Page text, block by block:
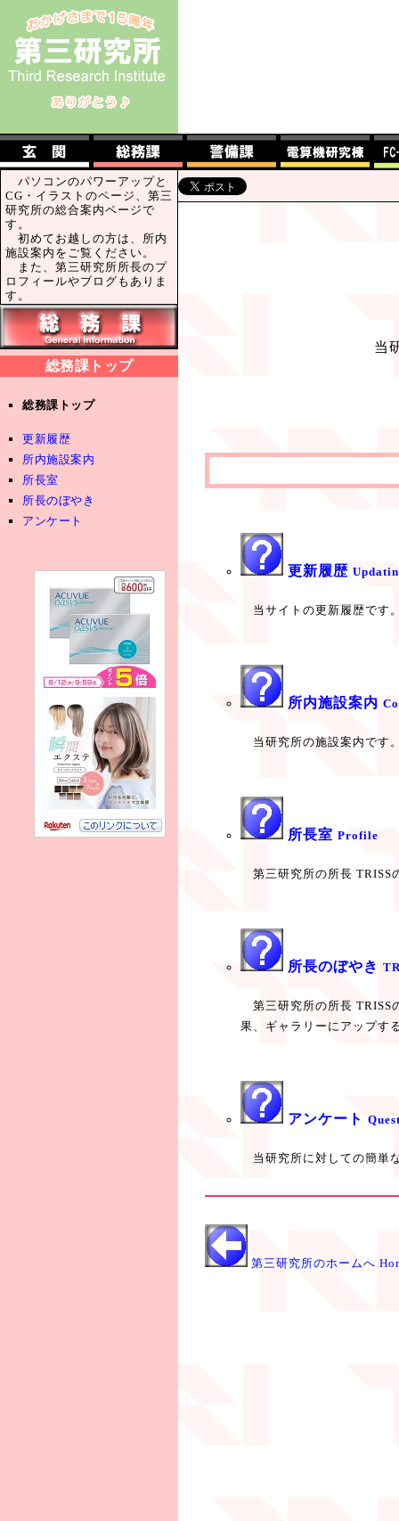
パソコンのパワーアップと
CG・イラストのページ、第三
研究所の総合案内ページで
す。
初めてお越しの方は、所内
施設案内をご覧ください。
また、第三研究所所長のプ
ロフィールやブログもありま
す。
当
更新履歴
当サイトの更新履歴です
所内施設案内
当研究所の施設案内です
所長室 Profile
第三研究所の所長 TRISS
所長のぼやき
第三研究所の所長 TRISS
果、ギャラリーにアップす
アンケート
当研究所に対しての簡単
第三研究所のホームへ
総務課トップ
総務課トップ
更新履歴
所内施設案内
所長室
所長のぼやき
アンケート